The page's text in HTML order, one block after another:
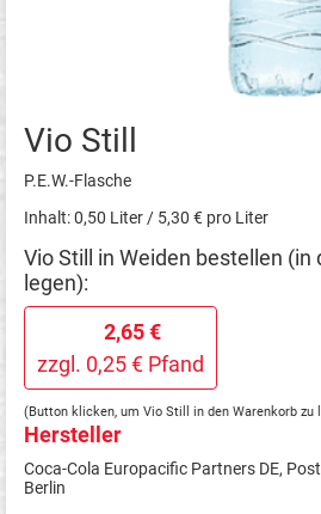
Vio Still
P.E.W.-Flasche
Inhalt: 0,50 Liter / 5,30 € pro Liter
Vio Still in Weiden bestellen (in
legen):
2,65 €
zzgl. 0,25 € Pfand
(Button klicken, um Vio Still in den Warenkorb zu
Hersteller
Coca-Cola Europacific Partners DE,
Berlin